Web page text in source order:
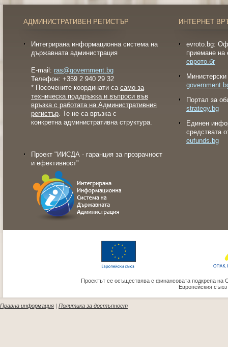
АДМИНИСТРАТИВЕН РЕГИСТЪР
Интегрирана информационна система на
държавната администрация
E-mail: ras@government.bg
Телефон: +359 2 940 29 32
* Посочените координати са само за
техническа поддръжка и въпроси във
връзка с работата на Административния
регистър. Те не са връзка с
конкретна административна структура.
Проект "ИИСДА - гаранция за прозрачност
и ефективност"
ИНТЕРНЕТ
evroto.bg:
приемане на
еврото.бг
Портал за
strategy.bg
Eдинен
средствата
eufunds.bg
Проектът се осъществява с финансовата подкрепа на
Европейския
Правна информация | Политика за достъпност